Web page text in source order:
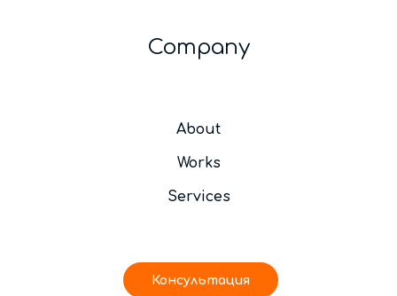
Company
About
Works
Services
Консультация